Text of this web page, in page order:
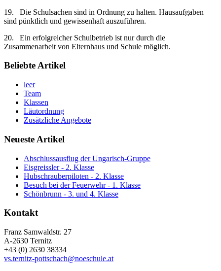
19. Die Schulsachen sind in Ordnung zu halten. Hausaufgaben
sind pünktlich und gewissenhaft auszuführen.
20. Ein erfolgreicher Schulbetrieb ist nur durch die
Zusammenarbeit von Elternhaus und Schule möglich.
Beliebte Artikel
leer
Team
Klassen
Läutordnung
Zusätzliche Angebote
Neueste Artikel
Abschlussausflug der Ungarisch-Gruppe
Eisgreissler - 2. Klasse
Hubschrauberpiloten - 2. Klasse
Besuch bei der Feuerwehr - 1. Klasse
Schönbrunn - 3. und 4. Klasse
Kontakt
Franz Samwaldstr. 27
A-2630 Ternitz
+43 (0) 2630 38334
vs.ternitz-pottschach@noeschule.at